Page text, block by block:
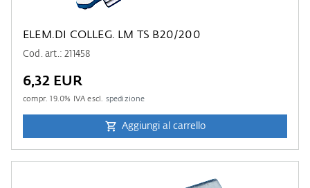
ELEM.DI COLLEG. LM TS B20/200
Cod. art.: 211458
6,32 EUR
compr.19.0% IVA escl. spedizione
Aggiungi al carrello